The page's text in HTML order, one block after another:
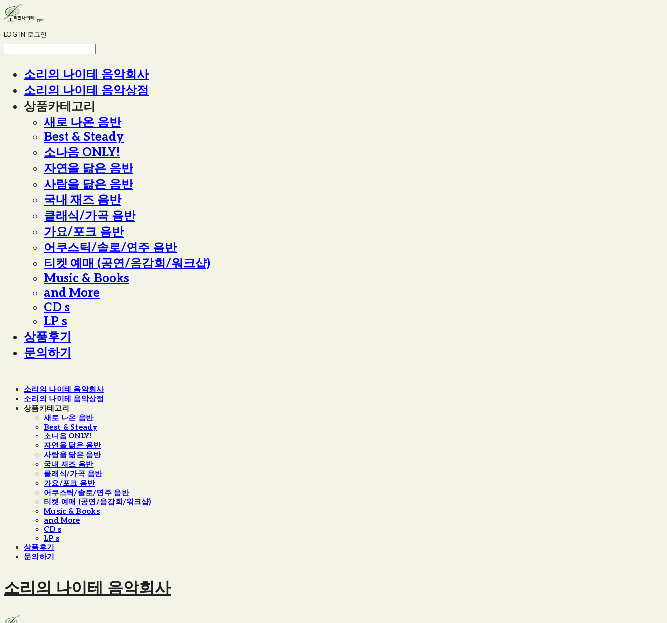
LOG IN 로그인
소리의 나이테 음악회사
소리의 나이테 음악상점
상품카테고리
새로 나온 음반
Best & Steady
소나음 ONLY!
자연을 닮은 음반
사람을 닮은 음반
국내 재즈 음반
클래식/가곡 음반
가요/포크 음반
어쿠스틱/솔로/연주 음반
티켓 예매 (공연/음감회/워크샵)
Music & Books
and More
CD s
LP s
상품후기
문의하기
소리의 나이테 음악회사
소리의 나이테 음악상점
상품카테고리
새로 나온 음반
Best & Steady
소나음 ONLY!
자연을 닮은 음반
사람을 닮은 음반
국내 재즈 음반
클래식/가곡 음반
가요/포크 음반
어쿠스틱/솔로/연주 음반
티켓 예매 (공연/음감회/워크샵)
Music & Books
and More
CD s
LP s
상품후기
문의하기
소리의 나이테 음악회사